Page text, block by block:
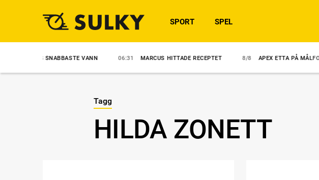
SPORT SPEL
SNABBASTE VANN 06:31 MARCUS HITTADE RECEPTET 8/8 APEX ETTA PÅ MÅLFOTO
Tagg
HILDA ZONETT